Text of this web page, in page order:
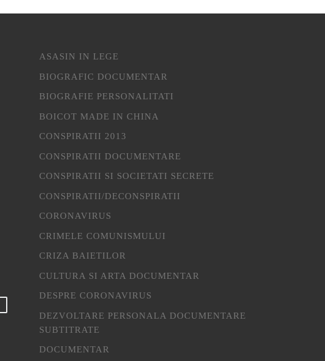
ASASIN IN LEGE
BIOGRAFIC DOCUMENTAR
BIOGRAFIE PERSONALITATI
BOICOT MADE IN CHINA
CONSPIRATII 2013
CONSPIRATII DOCUMENTARE
CONSPIRATII SI SOCIETATI SECRETE
CONSPIRATII/DECONSPIRATII
CORONAVIRUS
CRIMELE COMUNISMULUI
CRIZA BAIETILOR
CULTURA SI ARTA DOCUMENTAR
DESPRE CORONAVIRUS
DEZVOLTARE PERSONALA DOCUMENTARE
SUBTITRATE
DOCUMENTAR